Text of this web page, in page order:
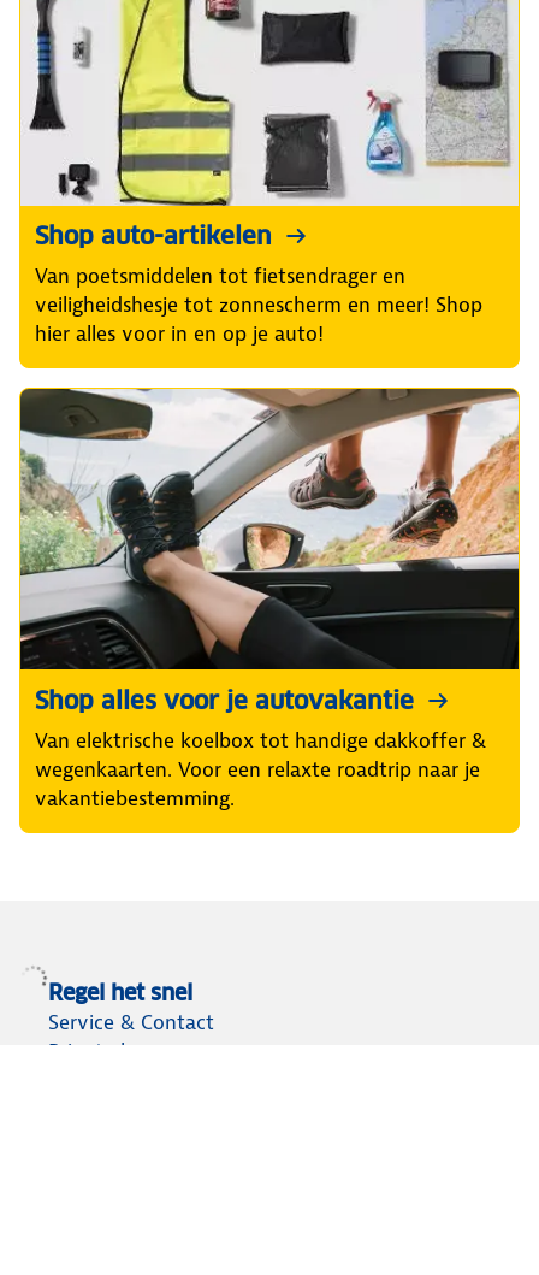
Shop auto-artikelen
Van poetsmiddelen tot fietsendrager en
veiligheidshesje tot zonnescherm en meer! Shop
hier alles voor in en op je auto!
Shop alles voor je autovakantie
Van elektrische koelbox tot handige dakkoffer &
wegenkaarten. Voor een relaxte roadtrip naar je
vakantiebestemming.
Regel het snel
Service & Contact
Private lease